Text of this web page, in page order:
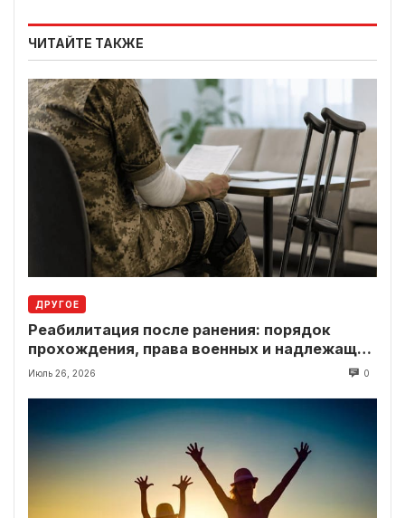
ЧИТАЙТЕ ТАКЖЕ
ДРУГОЕ
Реабилитация после ранения: порядок
прохождения, права военных и надлежащие
выплаты
Июль 26, 2026 0